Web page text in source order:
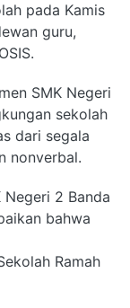
pada Kamis
guru,
SMK Negeri
sekolah
dari segala
nonverbal.
Negeri 2 Banda
bahwa
Ramah